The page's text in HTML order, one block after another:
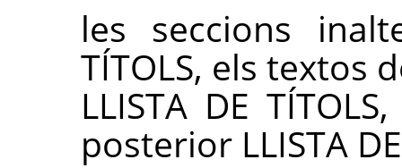
les seccions
TÍTOLS, els textos
LLISTA DE
posterior LLISTA